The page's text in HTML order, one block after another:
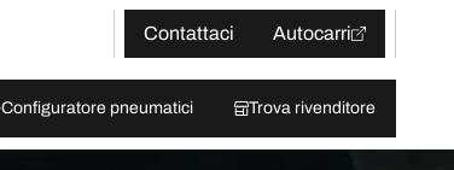
Contattaci
Autocarri
Configuratore pneumatici Trova rivenditore